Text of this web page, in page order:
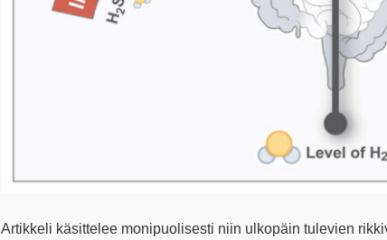
Artikkeli käsittelee monipuolisesti niin ulkopäin tulevien